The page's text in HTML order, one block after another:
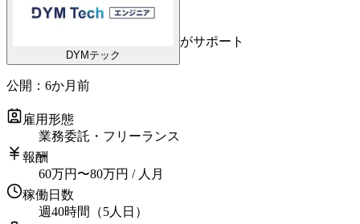
DYMテック
がサポート
公開： 6か月前
雇用形態
業務委託・フリーランス
報酬
60万円 〜80万円 / 人月
稼働日数
週40時間（5人日）